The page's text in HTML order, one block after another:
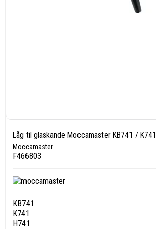
Låg til glaskande Moccamaster KB741 / K741
Moccamaster
F466803
KB741
K741
H741